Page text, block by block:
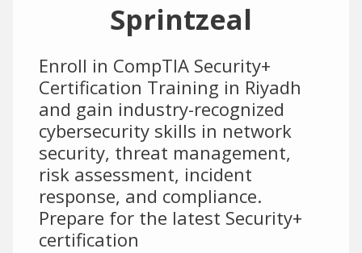
Sprintzeal
Enroll in CompTIA Security+
Certification Training in Riyadh
and gain industry-recognized
cybersecurity skills in network
security, threat management,
risk assessment, incident
response, and compliance.
Prepare for the latest Security+
certification